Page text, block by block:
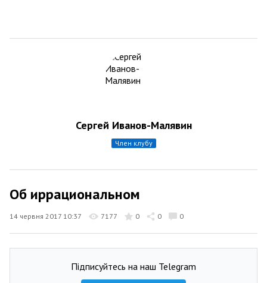
Сергей Иванов-Малявин
член клубу
Об иррациональном
14 червня 2017 10:37 7177 0 0 0
Підписуйтесь на наш Telegram